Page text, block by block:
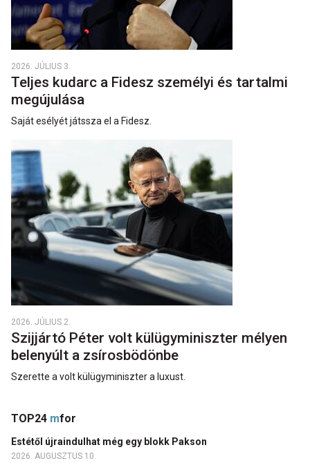
2026. JÚLIUS 3.
Teljes kudarc a Fidesz személyi és tartalmi
megújulása
Saját esélyét játssza el a Fidesz.
2026. JÚLIUS 2.
Szijjártó Péter volt külügyminiszter mélyen
belenyúlt a zsírosbödönbe
Szerette a volt külügyminiszter a luxust.
TOP24 mfor
Estétől újraindulhat még egy blokk Pakson
2026. AUGUSZTUS 10.